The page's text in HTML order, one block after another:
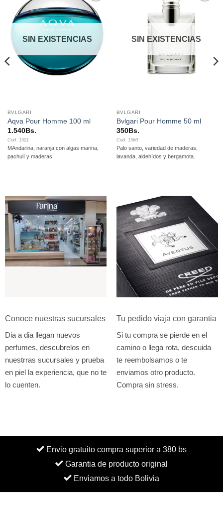
Añadir
a la
lista de
SIN EXISTENCIAS
BVLGARI
Aqva Pour Homme 100 ml
1.540Bs.
Cod. 1521
MAndarina, naranja con algas marina,
pachulí y maderas.
lista de
SIN EXISTENCIAS
BVLGARI
Bvlgari Pour Homme 50 ml
350Bs.
Cod. 1560
Palo santo, variedad de maderas,
lavanda, aldehídos y bergamota.
Conoce nuestras sucursales
Dia a dia llegan nuevos
perfumes, descubrelos en
nuestrras sucursales y prueba
en piel la experiencia, que no te
lo cuenten.
Tu pedido viaja con garantia
Si tu compra se pierde en el
camino o llega rota, descuida
te reembolsamos o te
enviamos otro producto.
Compra sin stress.
Envio gratuito compra superior a 380 bs
Garantia de producto original
Enviamos a todo Bolivia